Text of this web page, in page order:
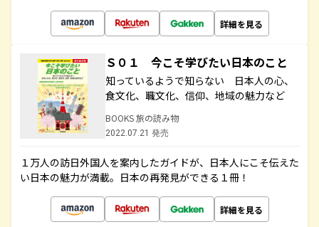
詳細を見る
Ｓ０１ 今こそ学びたい日本のこと
知っているようで知らない 日本人の心、
食文化、職文化、信仰、地域の魅力など
BOOKS 旅の読み物
2022.07.21 発売
１万人の訪日外国人を案内したガイドが、日本人にこそ伝えた
い日本の魅力が満載。日本の再発見ができる１冊！
詳細を見る